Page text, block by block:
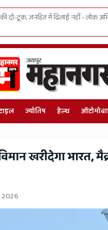
की बढ़ाई फीस
ज्योतिष हेल्थ
खरीदेगा भारत,